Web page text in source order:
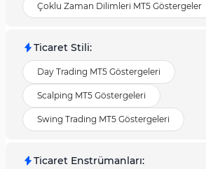
Çoklu Zaman Dilimleri MT5 Göstergeler
Ticaret Stili:
Day Trading MT5 Göstergeleri
Scalping MT5 Göstergeleri
Swing Trading MT5 Göstergeleri
Ticaret Enstrümanları: